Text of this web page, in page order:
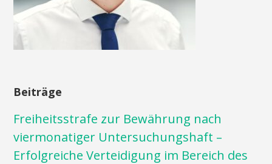
Beiträge
Freiheitsstrafe zur Bewährung nach
viermonatiger Untersuchungshaft –
Erfolgreiche Verteidigung im Bereich des